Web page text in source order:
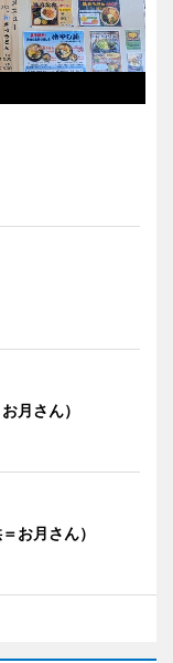
月さん）
お月さん）